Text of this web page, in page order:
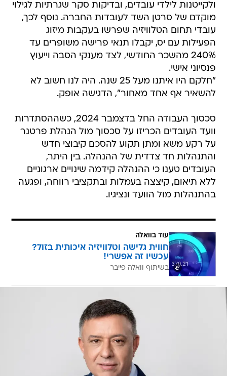
ולקייטנות לילדי עובדים, ובדיקות סקר שגרתיות לגילוי
מוקדם של סרטן השד לעובדות החברה. נוסף לכך,
עובדי תחום הטלוויזיה שפרשו בעקבות מיזוג
הפעילות עם יס, יקבלו תנאי פרישה משופרים עד
240% מהשכר החודשי, לצד מענקי הסבה וייעוץ
פנסיוני אישי.
"חלקם היו איתנו מעל 25 שנה. היה לנו חשוב לא
להשאיר אף אחד מאחור", הדגישה אופק.
סכסוך העבודה החל בדצמבר 2024, כשההסתדרות
וועד העובדים הכריזו על סכסוך מול הנהלת פרטנר
על רקע משא ומתן תקוע להסכם קיבוצי חדש
והתנהלות חד צדדית של ההנהלה. בין היתר,
העובדים טענו כי ההנהלה קידמה שינויים ארגוניים
ללא תיאום, קיצצה בעמלות ובתקציבי רווחה, ופגעה
בהתנהלות מול הוועד ונציגיו.
עוד בוואלה
חווית גלישה וטלוויזיה איכותית בזול?
עכשיו זה אפשרי!
בשיתוף וואלה פייבר